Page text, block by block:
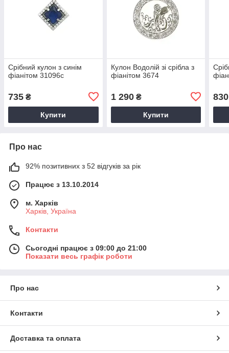
Срібний кулон з синім
фіанітом 31096с
735 ₴
Купити
Кулон Водолій зі срібла з
фіанітом 3674
1 290₴
Купити
830
Про нас
92% позитивних з 52 відгуків за рік
Працює з 13.10.2014
м. Харків
Харків, Україна
Контакти
Сьогодні працює з 09:00 до 21:00
Показати весь графік роботи
Про нас
Контакти
Доставка та оплата